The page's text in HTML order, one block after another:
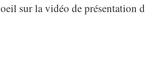
oeil sur la vidéo de présentation